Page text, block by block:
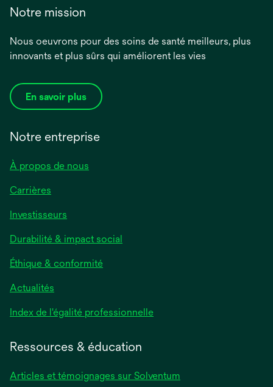
Notre mission
Nous oeuvrons pour des soins de santé meilleurs, plus
innovants et plus sûrs qui améliorent les vies
En savoir plus
Notre entreprise
À propos de nous
Carrières
Investisseurs
Durabilité & impact social
Éthique & conformité
Actualités
Index de l'égalité professionnelles’ouvre
onglet
Ressources & éducation
Articles et témoignages sur Solventum